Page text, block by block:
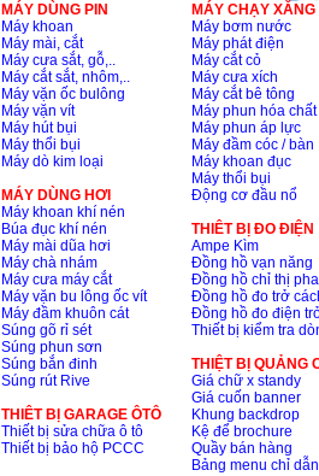
MÁY DÙNG PIN
Máy khoan
Máy mài, cắt
Máy cưa sắt, gỗ,..
Máy cắt sắt, nhôm,..
Máy vặn ốc bulông
Máy vặn vít
Máy hút bụi
Máy thổi bụi
Máy dò kim loại
MÁY DÙNG HƠI
Máy khoan khí nén
Búa đục khí nén
Máy mài dũa hơi
Máy chà nhám
Máy cưa máy cắt
Máy vặn bu lông ốc vít
Máy đầm khuôn cát
Súng gõ rỉ sét
Súng phun sơn
Súng bắn đinh
Súng rút Rive
THIÊT BỊ GARAGE ÔTÔ
Thiết bị sửa chữa ô tô
Thiết bị bảo hộ PCCC
MÁY CHẠY
Máy bơm nước
Máy phát điện
Máy cắt cỏ
Máy cưa xích
Máy cắt bê tông
Máy phun hóa chất
Máy phun áp lực
Máy đầm cóc / bàn
Máy khoan đục
Máy thổi bụi
Động cơ đầu nổ
THIÊT BỊ ĐO ĐIỆN
Ampe Kìm
Đồng hồ vạn năng
Đồng hồ chỉ thị pha
Đồng hồ đo trở
Đồng hồ đo điện
Thiết bị kiểm tra
THIỆT BỊ QUẢNG
Giá chữ x standy
Giá cuốn banner
Khung backdrop
Kệ để brochure
Quầy bán hàng
Bảng menu chỉ dẫn